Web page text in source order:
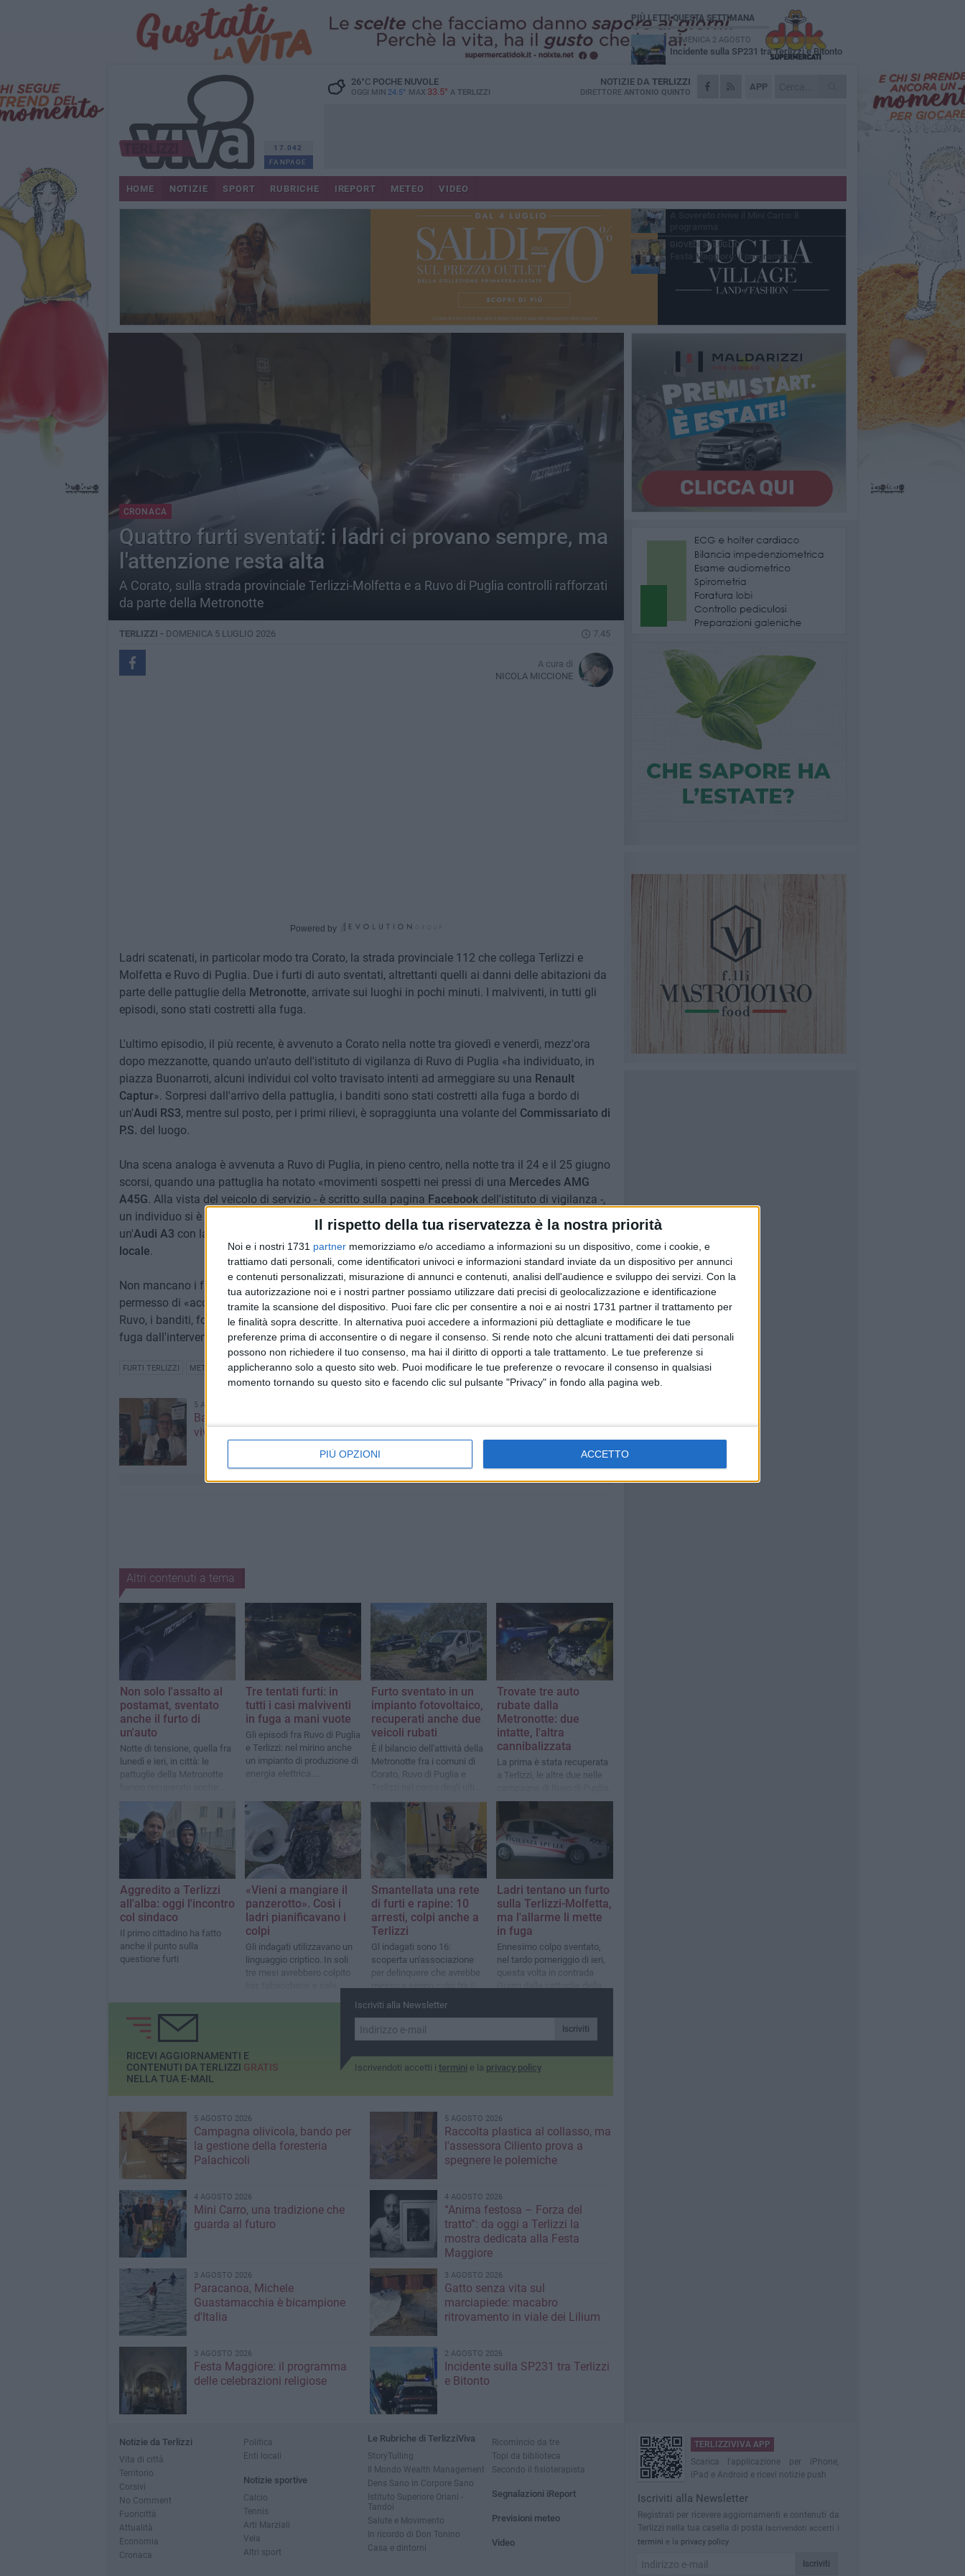
Il rispetto della tua riservatezza è la nostra priorità
Noi e i nostri 1731 partner memorizziamo e/o accediamo a informazioni su un dispositivo, come i cookie, e
trattiamo dati personali, come identificatori univoci e informazioni standard inviate da un dispositivo per annunci
e contenuti personalizzati, misurazione di annunci e contenuti, analisi dell'audience e sviluppo dei servizi. Con la
tua autorizzazione noi e i nostri partner possiamo utilizzare dati precisi di geolocalizzazione e identificazione
tramite la scansione del dispositivo. Puoi fare clic per consentire a noi e ai nostri 1731 partner il trattamento per
le finalità sopra descritte. In alternativa puoi accedere a informazioni più dettagliate e modificare le tue
preferenze prima di acconsentire o di negare il consenso. Si rende noto che alcuni trattamenti dei dati personali
possono non richiedere il tuo consenso, ma hai il diritto di opporti a tale trattamento. Le tue preferenze si
applicheranno solo a questo sito web. Puoi modificare le tue preferenze o revocare il consenso in qualsiasi
momento tornando su questo sito e facendo clic sul pulsante "Privacy" in fondo alla pagina web.
PIÙ OPZIONI ACCETTO
17.042
FANPAGE
26°CPOCHE NUVOLE
OGGI MIN 24.5° MAX 33.5° A TERLIZZI
APP
NOTIZIE DA TERLIZZI
DIRETTORE ANTONIO QUINTO
HOME NOTIZIE SPORT RUBRICHE IREPORT METEO VIDEO
CRONACA
Quattro furti sventati: i ladri ci provano sempre, ma
l'attenzione resta alta
A Corato, sulla strada provinciale Terlizzi-Molfetta e a Ruvo di Puglia controlli rafforzati
da parte della Metronotte
TERLIZZI - DOMENICA 5 LUGLIO 2026 7.45
A cura di
NICOLA MICCIONE
Powered by
Ladri scatenati, in particolar modo tra Corato, la strada provinciale 112 che collega Terlizzi e
Molfetta e Ruvo di Puglia. Due i furti di auto sventati, altrettanti quelli ai danni delle abitazioni da
parte delle pattuglie della Metronotte, arrivate sui luoghi in pochi minuti. I malviventi, in tutti gli
episodi, sono stati costretti alla fuga.
L'ultimo episodio, il più recente, è avvenuto a Corato nella notte tra giovedì e venerdì, mezz'ora
dopo mezzanotte, quando un'auto dell'istituto di vigilanza di Ruvo di Puglia «ha individuato, in
piazza Buonarroti, alcuni individui col volto travisato intenti ad armeggiare su una Renault
Captur». Sorpresi dall'arrivo della pattuglia, i banditi sono stati costretti alla fuga a bordo di
un'Audi RS3, mentre sul posto, per i primi rilievi, è sopraggiunta una volante del Commissariato di
P.S. del luogo.
Una scena analoga è avvenuta a Ruvo di Puglia, in pieno centro, nella notte tra il 24 e il 25 giugno
scorsi, quando una pattuglia ha notato «movimenti sospetti nei pressi di una Mercedes AMG
A45G. Alla vista del veicolo di servizio - è scritto sulla pagina Facebookdell'istituto di vigilanza -,
un individuo si è subito allontanato (aveva già tranciato i cavi dei freni elettrici) raggiungendo
un'Audi A3 con la quale si è dato alla fuga». Sul posto sono arrivati iCarabinieridellaStazione
locale.
Non mancano i furti nelle case. Martedì, ad esempio, l'intervento dellaMetronotte
sulla 112 ha
permesso di «accertare che i ladri avevano forzato una porta». In un altro caso, il 24 giugno a
Ruvo, i banditi, forzando una finestra, sono riusciti introdursi all'interno, prima di essere messi in
fuga dall'intervento di una pattuglia.
FURTI TERLIZZI METRONOTTE TERLIZZI
5 AGOSTO 2026
Barione: «La Festa Maggiore si
vive con il cuore»
Altri contenuti a tema
Non solo l'assalto al
postamat, sventato
anche il furto di
un'auto
Notte di tensione, quella fra
lunedì e ieri, in città: le
pattuglie della Metronotte
un'Alfa Romeo Giulietta
Tre tentati furti: in
tutti i casi malviventi
in fuga a mani vuote
Gli episodi fra Ruvo di Puglia
e Terlizzi: nel mirino anche
un impianto di produzione di
energia elettrica.
rubato a Molfetta
Furto sventato in un
impianto fotovoltaico,
recuperati anche due
veicoli rubati
È il bilancio dell'attività della
Metronotte fra i comuni di
Corato, Ruvo di Puglia e
giorni
Trovate tre auto
rubate dalla
Metronotte: due
intatte, l'altra
cannibalizzata
La prima è stata recuperata
a Terlizzi, le altre due nelle
una vera e propria officina a
Aggredito a Terlizzi
all'alba: oggi l'incontro
col sindaco
Il primo cittadino ha fatto
anche il punto sulla
questione furti
«Vieni a mangiare il
panzerotto». Così i
ladri pianificavano i
colpi
Gli indagati utilizzavano un
linguaggio criptico. In soli
tre mesi avrebbero colpito
Smantellata una rete
di furti e rapine: 10
arresti, colpi anche a
Terlizzi
Gl indagati sono 16:
scoperta un'associazione
per delinquere che avrebbe
messo a segno colpi tra il
2022 e il 2023
Ladri tentano un furto
sulla Terlizzi-Molfetta,
ma l'allarme li mette
in fuga
Ennesimo colpo sventato,
nel tardo pomeriggio di ieri,
questa volta in contrada
Gurgo dalle pattuglie della
Iscriviti alla Newsletter
Iscriviti
Iscrivendoti accetti i termini e la privacy policy
RICEVI AGGIORNAMENTI E
CONTENUTI DA TERLIZZI GRATIS
NELLA TUA E-MAIL
5 AGOSTO 2026
Campagna olivicola, bando per
la gestione della foresteria
Palachicoli
5 AGOSTO 2026
Raccolta plastica al collasso, ma
l'assessora Ciliento prova a
spegnere le polemiche
4 AGOSTO 2026
Mini Carro, una tradizione che
guarda al futuro
4 AGOSTO 2026
“Anima festosa – Forza del
tratto”: da oggi a Terlizzi la
mostra dedicata alla Festa
Maggiore
3 AGOSTO 2026
Paracanoa, Michele
Guastamacchia è bicampione
d'Italia
3 AGOSTO 2026
Gatto senza vita sul
marciapiede: macabro
ritrovamento in viale dei Lilium
3 AGOSTO 2026
Festa Maggiore: il programma
delle celebrazioni religiose
2 AGOSTO 2026
Incidente sulla SP231 tra Terlizzi
e Bitonto
PIÙ LETTI QUESTA SETTIMANA
DOMENICA 2 AGOSTO
Incidente sulla SP231 tra Terlizzi e Bitonto
LUNEDÌ 3 AGOSTO
Gatto senza vita sul marciapiede: macabro
I timonieri incontrano i più piccoli: la
SABATO 1 AGOSTO
GIOVEDÌ 30 LUGLIO
Festa Maggiore: il programma
Notizie da Terlizzi
Vita di città
Territorio
Corsivi
No Comment
Fuoricittà
Attualità
Economia
Cronaca
Politica
Enti locali
Notizie sportive
Calcio
Tennis
Arti Marziali
Vela
Altri sport
Le Rubriche di TerlizziViva
StoryTulling
Il Mondo Wealth Management
Dens Sano in Corpore Sano
Istituto Superiore Oriani -
Tandoi
Salute e Movimento
In ricordo di Don Tonino
Casa e dintorni
Ricomincio da tre
Topi da biblioteca
Secondo il fisioterapista
Segnalazioni iReport
Previsioni meteo
Video
TERLIZZIVIVA APP
Scarica l'applicazione per iPhone,
iPad e Android e ricevi notizie push
Iscriviti alla Newsletter
Registrati per ricevere aggiornamenti e contenuti da
Terlizzi nella tua casella di posta Iscrivendoti accetti i
termini e la privacy policy
Iscriviti